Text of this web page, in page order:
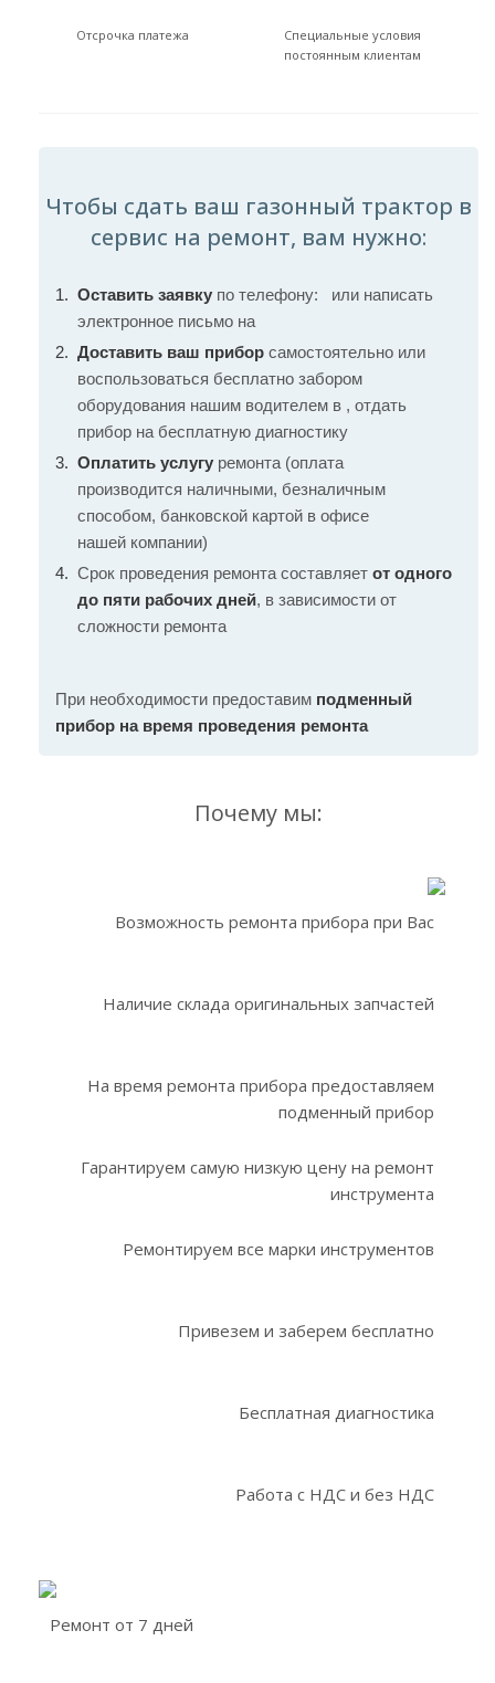
Отсрочка платежа
Специальные условия
постоянным клиентам
Чтобы сдать ваш газонный трактор в
сервис на ремонт, вам нужно:
Оставить заявку по телефону:
или написать
электронное письмо на
Доставить ваш прибор самостоятельно или
воспользоваться бесплатно забором
оборудования нашим водителем в , отдать
прибор на бесплатную диагностику
Оплатить услугу ремонта (оплата
производится наличными, безналичным
способом, банковской картой в офисе
нашей компании)
Срок проведения ремонта составляет от одного
до пяти рабочих дней, в зависимости от
сложности ремонта
При необходимости предоставим подменный
прибор на время проведения ремонта
Почему мы:
Возможность ремонта прибора при Вас
Наличие склада оригинальных запчастей
На время ремонта прибора предоставляем
подменный прибор
Гарантируем самую низкую цену на ремонт
инструмента
Ремонтируем все марки инструментов
Привезем и заберем бесплатно
Бесплатная диагностика
Работа с НДС и без НДС
Ремонт от 7 дней